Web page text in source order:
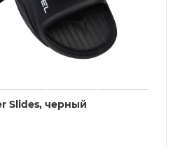
Slides, черный